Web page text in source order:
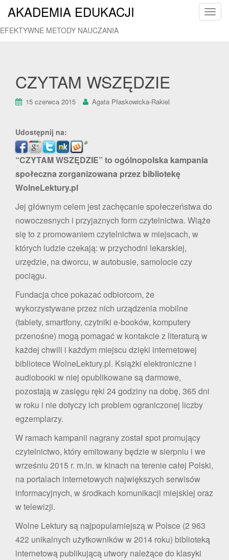
T
AKADEMIA EDUKACJI
EFEKTYWNE METODY NAUCZANIA
CZYTAM WSZĘDZIE
15 czerwca 2015 Agata Płaskowicka-Rakiel
Udostępnij na:
“CZYTAM WSZĘDZIE” to ogólnopolska kampania
społeczna zorganizowana przez bibliotekę
WolneLektury.pl
Jej głównym celem jest zachęcanie społeczeństwa do
nowoczesnych i przyjaznych form czytelnictwa. Wiąże
się to z promowaniem czytelnictwa w miejscach, w
których ludzie czekają: w przychodni lekarskiej,
urzędzie, na dworcu, w autobusie, samolocie czy
pociągu.
Fundacja chce pokazać odbiorcom, że
wykorzystywane przez nich urządzenia mobilne
(tablety, smartfony, czytniki e-booków, komputery
przenośne) mogą pomagać w kontakcie z literaturą w
każdej chwili i każdym miejscu dzięki internetowej
bibliotece WolneLektury.pl. Książki elektroniczne i
audiobooki w niej opublikowane są darmowe,
pozostają w zasięgu ręki 24 godziny na dobę, 365 dni
w roku i nie dotyczy ich problem ograniczonej liczby
egzemplarzy.
W ramach kampanii nagrany został spot promujący
czytelnictwo, który emitowany będzie w sierpniu i we
wrześniu 2015 r. m.in. w kinach na terenie całej Polski,
na portalach internetowych największych serwisów
informacyjnych, w środkach komunikacji miejskiej oraz
w telewizji.
Wolne Lektury są najpopularniejszą w Polsce (2 963
422 unikalnych użytkowników w 2014 roku) biblioteką
internetową publikującą utwory należące do klasyki